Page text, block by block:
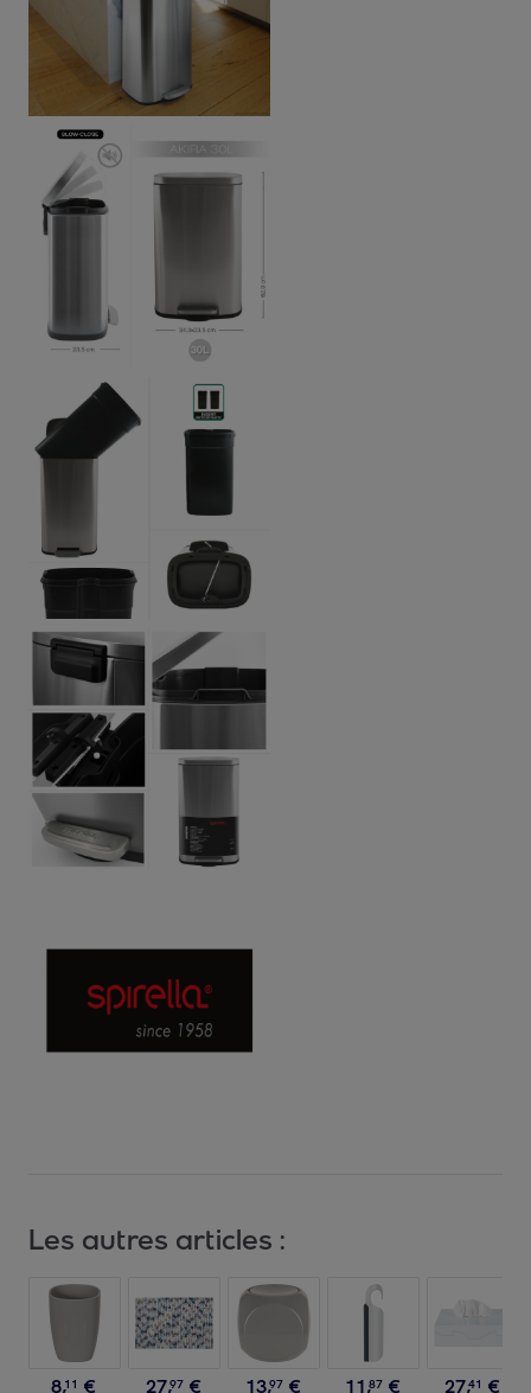
Les autres articles :
8,11 € 27,97 € 13,97 € 11,87 € 27,41 €